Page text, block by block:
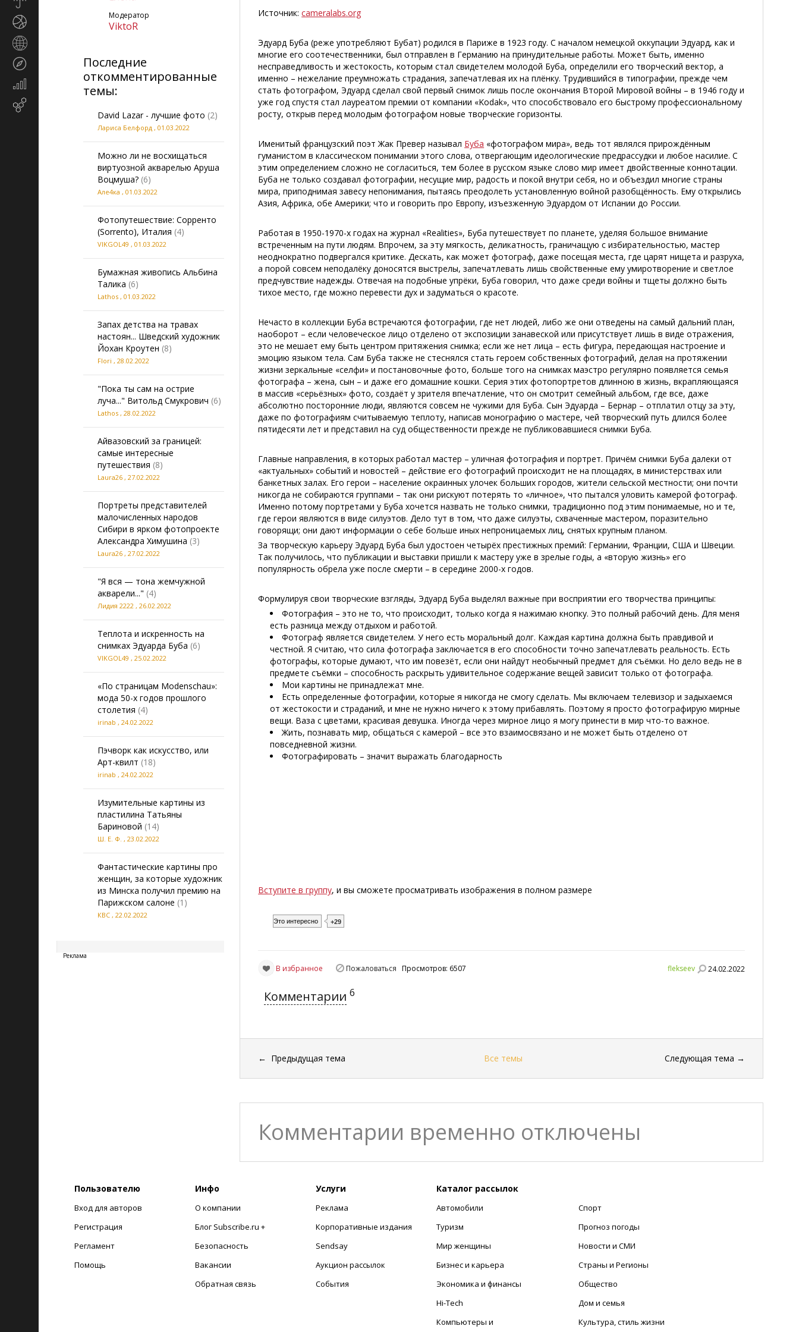
Экономика
Модератор
ViktoR
Последние
откомментированные
темы:
David Lazar - лучшие фото (2)
Лариса Белфорд , 01.03.2022
Можно ли не восхищаться
виртуозной акварелью Аруша
Воцмуша? (6)
Але4ка , 01.03.2022
Фотопутешествие: Сорренто
(Sorrento), Италия (4)
VIKGOL49 , 01.03.2022
Бумажная живопись Альбина
Талика (6)
Lathos , 01.03.2022
Запах детства на травах
настоян... Шведский художник
Йохан Кроутен (8)
Flori , 28.02.2022
"Пока ты сам на острие
луча..." Витольд Смукрович (6)
Lathos , 28.02.2022
Айвазовский за границей:
самые интересные
путешествия (8)
Laura26 , 27.02.2022
Портреты представителей
малочисленных народов
Сибири в ярком фотопроекте
Александра Химушина (3)
Laura26 , 27.02.2022
"Я вся — тона жемчужной
акварели..." (4)
Лидия 2222 , 26.02.2022
Теплота и искренность на
снимках Эдуарда Буба (6)
VIKGOL49 , 25.02.2022
«По страницам Modenschau»:
мода 50-х годов прошлого
столетия (4)
irinab , 24.02.2022
Пэчворк как искусство, или
Арт-квилт (18)
irinab , 24.02.2022
Изумительные картины из
пластилина Татьяны
Бариновой (14)
Ш. Е. Ф. , 23.02.2022
Фантастические картины про
женщин, за которые художник
из Минска получил премию на
Парижском салоне (1)
КВС , 22.02.2022
Реклама
Источник:cameralabs.org
Эдуард Буба (реже употребляют Бубат) родился в Париже в 1923 году. С началом немецкой оккупации Эдуард, как и
многие его соотечественники, был отправлен в Германию на принудительные работы. Может быть, именно
несправедливость и жестокость, которым стал свидетелем молодой Буба, определили его творческий вектор, а
именно – нежелание преумножать страдания, запечатлевая их на плёнку. Трудившийся в типографии, прежде чем
стать фотографом, Эдуард сделал свой первый снимок лишь после окончания Второй Мировой войны – в 1946 году и
уже год спустя стал лауреатом премии от компании «Kodak», что способствовало его быстрому профессиональному
росту, открыв перед молодым фотографом новые творческие горизонты.
Именитый французский поэт Жак Превер называл Буба «фотографом мира», ведь тот являлся прирождённым
гуманистом в классическом понимании этого слова, отвергающим идеологические предрассудки и любое насилие. С
этим определением сложно не согласиться, тем более в русском языке слово мир имеет двойственные коннотации.
Буба не только создавал фотографии, несущие мир, радость и покой внутри себя, но и объездил многие страны
мира, приподнимая завесу непонимания, пытаясь преодолеть установленную войной разобщённость. Ему открылись
Азия, Африка, обе Америки; что и говорить про Европу, изъезженную Эдуардом от Испании до России.
Работая в 1950-1970-х годах на журнал «Realities», Буба путешествует по планете, уделяя большое внимание
встреченным на пути людям. Впрочем, за эту мягкость, деликатность, граничащую с избирательностью, мастер
неоднократно подвергался критике. Дескать, как может фотограф, даже посещая места, где царят нищета и разруха,
а порой совсем неподалёку доносятся выстрелы, запечатлевать лишь свойственные ему умиротворение и светлое
предчувствие надежды. Отвечая на подобные упрёки, Буба говорил, что даже среди войны и тщеты должно быть
тихое место, где можно перевести дух и задуматься о красоте.
Нечасто в коллекции Буба встречаются фотографии, где нет людей, либо же они отведены на самый дальний план,
наоборот – если человеческое лицо отделено от экспозиции занавеской или присутствует лишь в виде отражения,
это не мешает ему быть центром притяжения снимка; если же нет лица – есть фигура, передающая настроение и
эмоцию языком тела. Сам Буба также не стеснялся стать героем собственных фотографий, делая на протяжении
жизни зеркальные «селфи» и постановочные фото, больше того на снимках маэстро регулярно появляется семья
фотографа – жена, сын – и даже его домашние кошки. Серия этих фотопортретов длинною в жизнь, вкрапляющаяся
в массив «серьёзных» фото, создаёт у зрителя впечатление, что он смотрит семейный альбом, где все, даже
абсолютно посторонние люди, являются совсем не чужими для Буба. Сын Эдуарда – Бернар – отплатил отцу за эту,
даже по фотографиям считываемую теплоту, написав монографию о мастере, чей творческий путь длился более
пятидесяти лет и представил на суд общественности прежде не публиковавшиеся снимки Буба.
Главные направления, в которых работал мастер – уличная фотография и портрет. Причём снимки Буба далеки от
«актуальных» событий и новостей – действие его фотографий происходит не на площадях, в министерствах или
банкетных залах. Его герои – население окраинных улочек больших городов, жители сельской местности; они почти
никогда не собираются группами – так они рискуют потерять то «личное», что пытался уловить камерой фотограф.
Именно потому портретами у Буба хочется назвать не только снимки, традиционно под этим понимаемые, но и те,
где герои являются в виде силуэтов. Дело тут в том, что даже силуэты, схваченные мастером, поразительно
говорящи; они дают информации о себе больше иных непроницаемых лиц, снятых крупным планом.
За творческую карьеру Эдуард Буба был удостоен четырёх престижных премий: Германии, Франции, США и Швеции.
Так получилось, что публикации и выставки пришли к мастеру уже в зрелые годы, а «вторую жизнь» его
популярность обрела уже после смерти – в середине 2000-х годов.
Формулируя свои творческие взгляды, Эдуард Буба выделял важные при восприятии его творчества принципы:
Фотография – это не то, что происходит, только когда я нажимаю кнопку. Это полный рабочий день. Для меня
есть разница между отдыхом и работой.
Фотограф является свидетелем. У него есть моральный долг. Каждая картина должна быть правдивой и
честной. Я считаю, что сила фотографа заключается в его способности точно запечатлевать реальность. Есть
фотографы, которые думают, что им повезёт, если они найдут необычный предмет для съёмки. Но дело ведь не в
предмете съёмки – способность раскрыть удивительное содержание вещей зависит только от фотографа.
Мои картины не принадлежат мне.
Есть определенные фотографии, которые я никогда не смогу сделать. Мы включаем телевизор и задыхаемся
от жестокости и страданий, и мне не нужно ничего к этому прибавлять. Поэтому я просто фотографирую мирные
вещи. Ваза с цветами, красивая девушка. Иногда через мирное лицо я могу принести в мир что-то важное.
Жить, познавать мир, общаться с камерой – все это взаимосвязано и не может быть отделено от
повседневной жизни.
Фотографировать – значит выражать благодарность
Вступите в группу, и вы сможете просматривать изображения в полном размере
Это интересно +29
flekseev 24.02.2022
В избранное Пожаловаться Просмотров: 6507
Комментарии 6
← Предыдущая тема Все темы Следующая тема →
Комментарии временно отключены
Пользователю
Вход для авторов
Регистрация
Регламент
Помощь
Инфо
О компании
Блог Subscribe.ru +
Безопасность
Вакансии
Обратная связь
Услуги
Реклама
Корпоративные издания
Sendsay
Аукцион рассылок
События
Каталог рассылок
Автомобили
Туризм
Мир женщины
Бизнес и карьера
Экономика и финансы
Hi-Tech
Компьютеры и
Спорт
Прогноз погоды
Новости и СМИ
Страны и Регионы
Общество
Дом и семья
Культура, стиль жизни